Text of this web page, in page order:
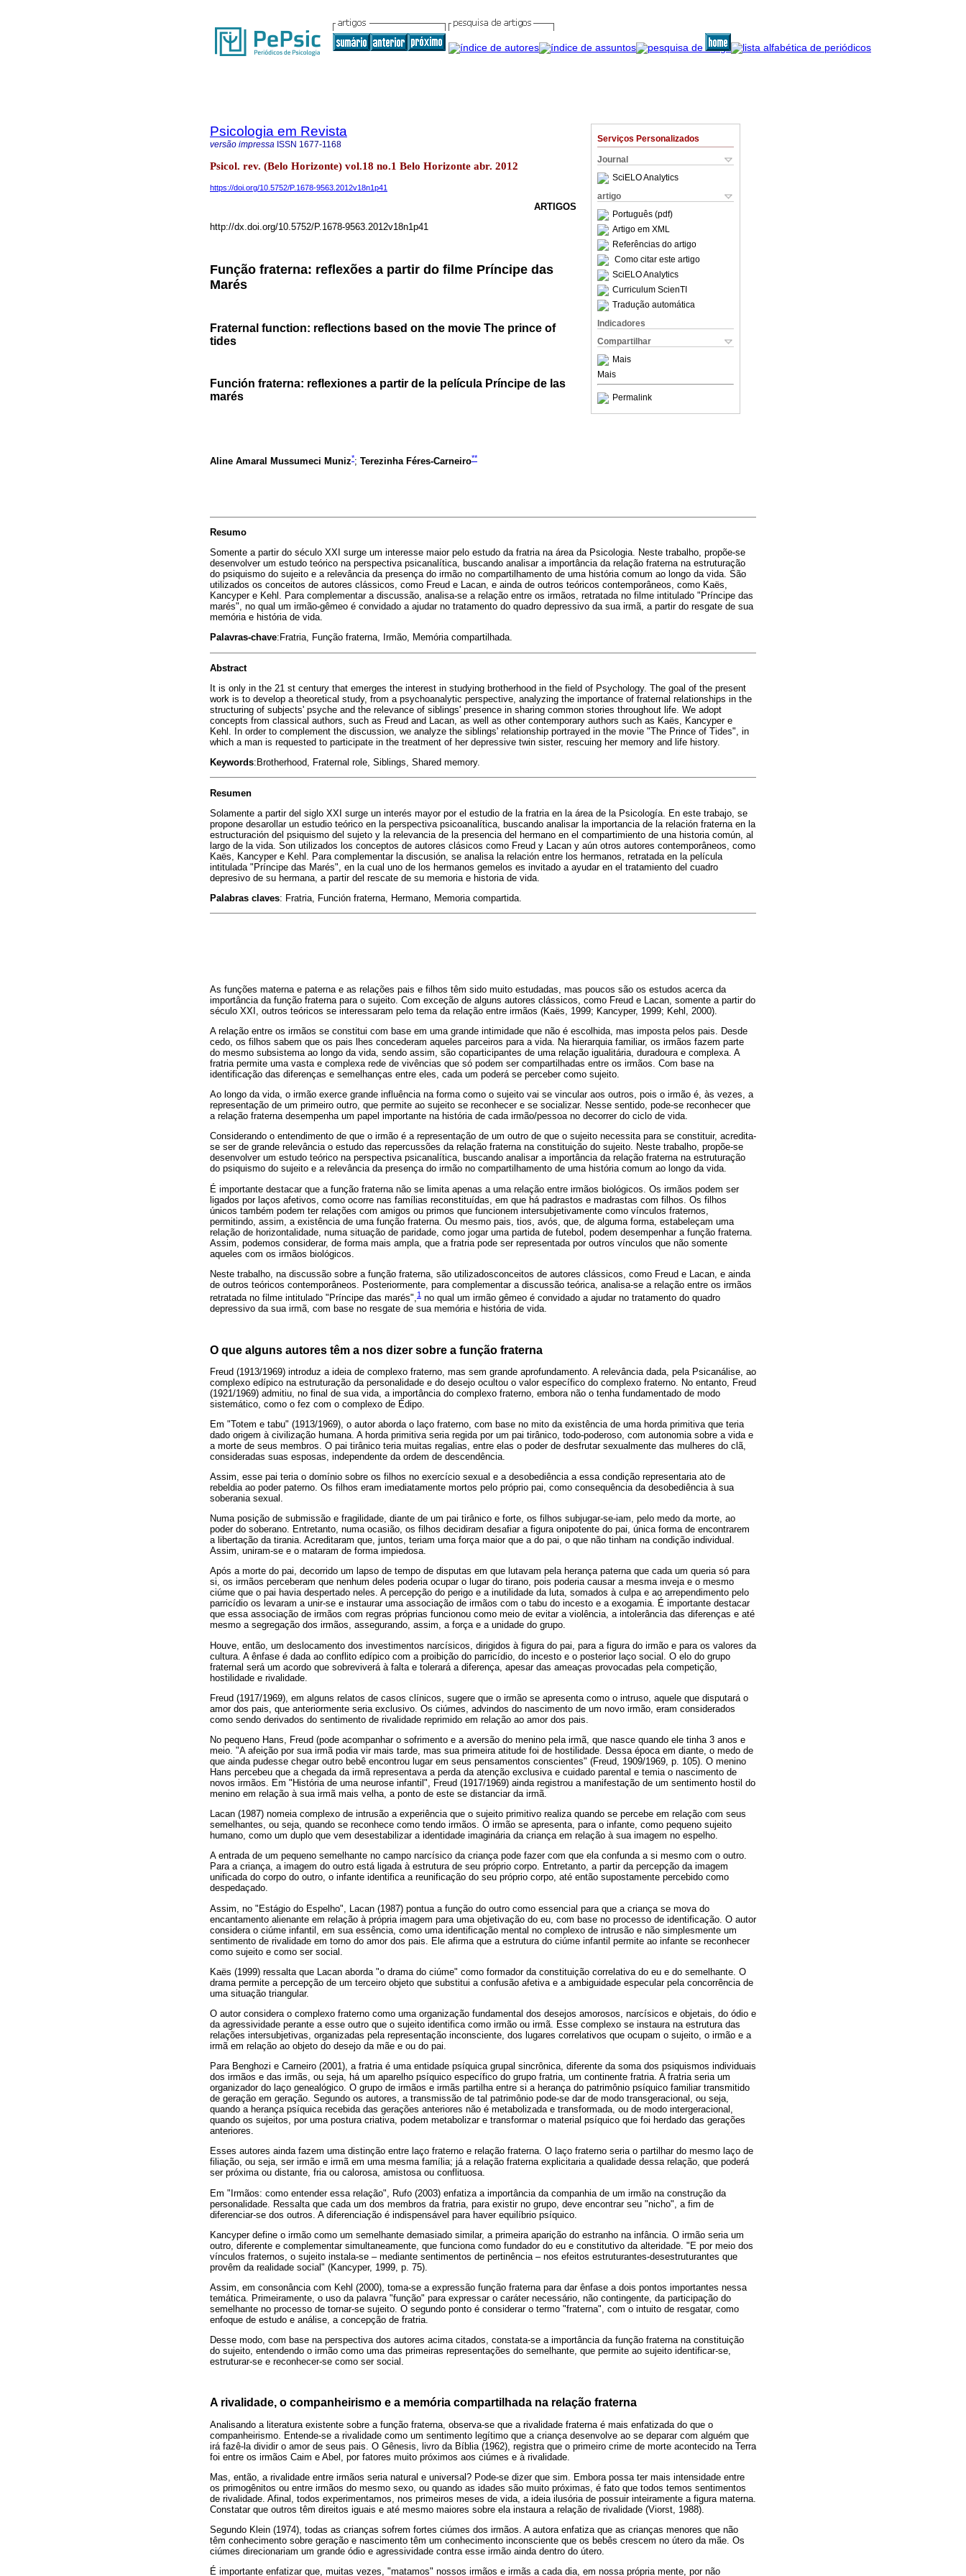
Serviços Personalizados
Journal
SciELO Analytics
artigo
Português (pdf)
Artigo em XML
Referências do artigo
Como citar este artigo
SciELO Analytics
Curriculum ScienTI
Tradução automática
Indicadores
Compartilhar
Mais
Mais
Permalink
Psicologia em Revista
versão impressa ISSN 1677-1168
Psicol. rev. (Belo Horizonte) vol.18 no.1 Belo Horizonte abr. 2012
https://doi.org/10.5752/P.1678-9563.2012v18n1p41
ARTIGOS
http://dx.doi.org/10.5752/P.1678-9563.2012v18n1p41
Função fraterna: reflexões a partir do filme Príncipe das
Marés
Fraternal function: reflections based on the movie The prince of
tides
Función fraterna: reflexiones a partir de la película Príncipe de las
marés
Aline Amaral Mussumeci Muniz*; Terezinha Féres-Carneiro**
Resumo
Somente a partir do século XXI surge um interesse maior pelo estudo da fratria na área da Psicologia. Neste trabalho, propõe-se
desenvolver um estudo teórico na perspectiva psicanalítica, buscando analisar a importância da relação fraterna na estruturação
do psiquismo do sujeito e a relevância da presença do irmão no compartilhamento de uma história comum ao longo da vida. São
utilizados os conceitos de autores clássicos, como Freud e Lacan, e ainda de outros teóricos contemporâneos, como Kaës,
Kancyper e Kehl. Para complementar a discussão, analisa-se a relação entre os irmãos, retratada no filme intitulado "Príncipe das
marés", no qual um irmão-gêmeo é convidado a ajudar no tratamento do quadro depressivo da sua irmã, a partir do resgate de sua
memória e história de vida.
Palavras-chave:Fratria, Função fraterna, Irmão, Memória compartilhada.
Abstract
It is only in the 21 st century that emerges the interest in studying brotherhood in the field of Psychology. The goal of the present
work is to develop a theoretical study, from a psychoanalytic perspective, analyzing the importance of fraternal relationships in the
structuring of subjects' psyche and the relevance of siblings' presence in sharing common stories throughout life. We adopt
concepts from classical authors, such as Freud and Lacan, as well as other contemporary authors such as Kaës, Kancyper e
Kehl. In order to complement the discussion, we analyze the siblings' relationship portrayed in the movie "The Prince of Tides", in
which a man is requested to participate in the treatment of her depressive twin sister, rescuing her memory and life history.
Keywords:Brotherhood, Fraternal role, Siblings, Shared memory.
Resumen
Solamente a partir del siglo XXI surge un interés mayor por el estudio de la fratria en la área de la Psicología. En este trabajo, se
propone desarollar un estudio teórico en la perspectiva psicoanalítica, buscando analisar la importancia de la relación fraterna en la
estructuración del psiquismo del sujeto y la relevancia de la presencia del hermano en el compartimiento de una historia común, al
largo de la vida. Son utilizados los conceptos de autores clásicos como Freud y Lacan y aún otros autores contemporâneos, como
Kaës, Kancyper e Kehl. Para complementar la discusión, se analisa la relación entre los hermanos, retratada en la película
intitulada "Príncipe das Marés", en la cual uno de los hermanos gemelos es invitado a ayudar en el tratamiento del cuadro
depresivo de su hermana, a partir del rescate de su memoria e historia de vida.
Palabras claves: Fratria, Función fraterna, Hermano, Memoria compartida.
As funções materna e paterna e as relações pais e filhos têm sido muito estudadas, mas poucos são os estudos acerca da
importância da função fraterna para o sujeito. Com exceção de alguns autores clássicos, como Freud e Lacan, somente a partir do
século XXI, outros teóricos se interessaram pelo tema da relação entre irmãos (Kaës, 1999; Kancyper, 1999; Kehl, 2000).
A relação entre os irmãos se constitui com base em uma grande intimidade que não é escolhida, mas imposta pelos pais. Desde
cedo, os filhos sabem que os pais lhes concederam aqueles parceiros para a vida. Na hierarquia familiar, os irmãos fazem parte
do mesmo subsistema ao longo da vida, sendo assim, são coparticipantes de uma relação igualitária, duradoura e complexa. A
fratria permite uma vasta e complexa rede de vivências que só podem ser compartilhadas entre os irmãos. Com base na
identificação das diferenças e semelhanças entre eles, cada um poderá se perceber como sujeito.
Ao longo da vida, o irmão exerce grande influência na forma como o sujeito vai se vincular aos outros, pois o irmão é, às vezes, a
representação de um primeiro outro, que permite ao sujeito se reconhecer e se socializar. Nesse sentido, pode-se reconhecer que
a relação fraterna desempenha um papel importante na história de cada irmão/pessoa no decorrer do ciclo de vida.
Considerando o entendimento de que o irmão é a representação de um outro de que o sujeito necessita para se constituir, acredita-
se ser de grande relevância o estudo das repercussões da relação fraterna na constituição do sujeito. Neste trabalho, propõe-se
desenvolver um estudo teórico na perspectiva psicanalítica, buscando analisar a importância da relação fraterna na estruturação
do psiquismo do sujeito e a relevância da presença do irmão no compartilhamento de uma história comum ao longo da vida.
É importante destacar que a função fraterna não se limita apenas a uma relação entre irmãos biológicos. Os irmãos podem ser
ligados por laços afetivos, como ocorre nas famílias reconstituídas, em que há padrastos e madrastas com filhos. Os filhos
únicos também podem ter relações com amigos ou primos que funcionem intersubjetivamente como vínculos fraternos,
permitindo, assim, a existência de uma função fraterna. Ou mesmo pais, tios, avós, que, de alguma forma, estabeleçam uma
relação de horizontalidade, numa situação de paridade, como jogar uma partida de futebol, podem desempenhar a função fraterna.
Assim, podemos considerar, de forma mais ampla, que a fratria pode ser representada por outros vínculos que não somente
aqueles com os irmãos biológicos.
Neste trabalho, na discussão sobre a função fraterna, são utilizadosconceitos de autores clássicos, como Freud e Lacan, e ainda
de outros teóricos contemporâneos. Posteriormente, para complementar a discussão teórica, analisa-se a relação entre os irmãos
retratada no filme intitulado "Príncipe das marés",1 no qual um irmão gêmeo é convidado a ajudar no tratamento do quadro
depressivo da sua irmã, com base no resgate de sua memória e história de vida.
O que alguns autores têm a nos dizer sobre a função fraterna
Freud (1913/1969) introduz a ideia de complexo fraterno, mas sem grande aprofundamento. A relevância dada, pela Psicanálise, ao
complexo edípico na estruturação da personalidade e do desejo ocultou o valor específico do complexo fraterno. No entanto, Freud
(1921/1969) admitiu, no final de sua vida, a importância do complexo fraterno, embora não o tenha fundamentado de modo
sistemático, como o fez com o complexo de Édipo.
Em "Totem e tabu" (1913/1969), o autor aborda o laço fraterno, com base no mito da existência de uma horda primitiva que teria
dado origem à civilização humana. A horda primitiva seria regida por um pai tirânico, todo-poderoso, com autonomia sobre a vida e
a morte de seus membros. O pai tirânico teria muitas regalias, entre elas o poder de desfrutar sexualmente das mulheres do clã,
consideradas suas esposas, independente da ordem de descendência.
Assim, esse pai teria o domínio sobre os filhos no exercício sexual e a desobediência a essa condição representaria ato de
rebeldia ao poder paterno. Os filhos eram imediatamente mortos pelo próprio pai, como consequência da desobediência à sua
soberania sexual.
Numa posição de submissão e fragilidade, diante de um pai tirânico e forte, os filhos subjugar-se-iam, pelo medo da morte, ao
poder do soberano. Entretanto, numa ocasião, os filhos decidiram desafiar a figura onipotente do pai, única forma de encontrarem
a libertação da tirania. Acreditaram que, juntos, teriam uma força maior que a do pai, o que não tinham na condição individual.
Assim, uniram-se e o mataram de forma impiedosa.
Após a morte do pai, decorrido um lapso de tempo de disputas em que lutavam pela herança paterna que cada um queria só para
si, os irmãos perceberam que nenhum deles poderia ocupar o lugar do tirano, pois poderia causar a mesma inveja e o mesmo
ciúme que o pai havia despertado neles. A percepção do perigo e a inutilidade da luta, somados à culpa e ao arrependimento pelo
parricídio os levaram a unir-se e instaurar uma associação de irmãos com o tabu do incesto e a exogamia. É importante destacar
que essa associação de irmãos com regras próprias funcionou como meio de evitar a violência, a intolerância das diferenças e até
mesmo a segregação dos irmãos, assegurando, assim, a força e a unidade do grupo.
Houve, então, um deslocamento dos investimentos narcísicos, dirigidos à figura do pai, para a figura do irmão e para os valores da
cultura. A ênfase é dada ao conflito edípico com a proibição do parricídio, do incesto e o posterior laço social. O elo do grupo
fraternal será um acordo que sobreviverá à falta e tolerará a diferença, apesar das ameaças provocadas pela competição,
hostilidade e rivalidade.
Freud (1917/1969), em alguns relatos de casos clínicos, sugere que o irmão se apresenta como o intruso, aquele que disputará o
amor dos pais, que anteriormente seria exclusivo. Os ciúmes, advindos do nascimento de um novo irmão, eram considerados
como sendo derivados do sentimento de rivalidade reprimido em relação ao amor dos pais.
No pequeno Hans, Freud (pode acompanhar o sofrimento e a aversão do menino pela irmã, que nasce quando ele tinha 3 anos e
meio. "A afeição por sua irmã podia vir mais tarde, mas sua primeira atitude foi de hostilidade. Dessa época em diante, o medo de
que ainda pudesse chegar outro bebê encontrou lugar em seus pensamentos conscientes" (Freud, 1909/1969, p. 105). O menino
Hans percebeu que a chegada da irmã representava a perda da atenção exclusiva e cuidado parental e temia o nascimento de
novos irmãos. Em "História de uma neurose infantil", Freud (1917/1969) ainda registrou a manifestação de um sentimento hostil do
menino em relação à sua irmã mais velha, a ponto de este se distanciar da irmã.
Lacan (1987) nomeia complexo de intrusão a experiência que o sujeito primitivo realiza quando se percebe em relação com seus
semelhantes, ou seja, quando se reconhece como tendo irmãos. O irmão se apresenta, para o infante, como pequeno sujeito
humano, como um duplo que vem desestabilizar a identidade imaginária da criança em relação à sua imagem no espelho.
A entrada de um pequeno semelhante no campo narcísico da criança pode fazer com que ela confunda a si mesmo com o outro.
Para a criança, a imagem do outro está ligada à estrutura de seu próprio corpo. Entretanto, a partir da percepção da imagem
unificada do corpo do outro, o infante identifica a reunificação do seu próprio corpo, até então supostamente percebido como
despedaçado.
Assim, no "Estágio do Espelho", Lacan (1987) pontua a função do outro como essencial para que a criança se mova do
encantamento alienante em relação à própria imagem para uma objetivação do eu, com base no processo de identificação. O autor
considera o ciúme infantil, em sua essência, como uma identificação mental no complexo de intrusão e não simplesmente um
sentimento de rivalidade em torno do amor dos pais. Ele afirma que a estrutura do ciúme infantil permite ao infante se reconhecer
como sujeito e como ser social.
Kaës (1999) ressalta que Lacan aborda "o drama do ciúme" como formador da constituição correlativa do eu e do semelhante. O
drama permite a percepção de um terceiro objeto que substitui a confusão afetiva e a ambiguidade especular pela concorrência de
uma situação triangular.
O autor considera o complexo fraterno como uma organização fundamental dos desejos amorosos, narcísicos e objetais, do ódio e
da agressividade perante a esse outro que o sujeito identifica como irmão ou irmã. Esse complexo se instaura na estrutura das
relações intersubjetivas, organizadas pela representação inconsciente, dos lugares correlativos que ocupam o sujeito, o irmão e a
irmã em relação ao objeto do desejo da mãe e ou do pai.
Para Benghozi e Carneiro (2001), a fratria é uma entidade psíquica grupal sincrônica, diferente da soma dos psiquismos individuais
dos irmãos e das irmãs, ou seja, há um aparelho psíquico específico do grupo fratria, um continente fratria. A fratria seria um
organizador do laço genealógico. O grupo de irmãos e irmãs partilha entre si a herança do patrimônio psíquico familiar transmitido
de geração em geração. Segundo os autores, a transmissão de tal patrimônio pode-se dar de modo transgeracional, ou seja,
quando a herança psíquica recebida das gerações anteriores não é metabolizada e transformada, ou de modo intergeracional,
quando os sujeitos, por uma postura criativa, podem metabolizar e transformar o material psíquico que foi herdado das gerações
anteriores.
Esses autores ainda fazem uma distinção entre laço fraterno e relação fraterna. O laço fraterno seria o partilhar do mesmo laço de
filiação, ou seja, ser irmão e irmã em uma mesma família; já a relação fraterna explicitaria a qualidade dessa relação, que poderá
ser próxima ou distante, fria ou calorosa, amistosa ou conflituosa.
Em "Irmãos: como entender essa relação", Rufo (2003) enfatiza a importância da companhia de um irmão na construção da
personalidade. Ressalta que cada um dos membros da fratria, para existir no grupo, deve encontrar seu "nicho", a fim de
diferenciar-se dos outros. A diferenciação é indispensável para haver equilíbrio psíquico.
Kancyper define o irmão como um semelhante demasiado similar, a primeira aparição do estranho na infância. O irmão seria um
outro, diferente e complementar simultaneamente, que funciona como fundador do eu e constitutivo da alteridade. "E por meio dos
vínculos fraternos, o sujeito instala-se – mediante sentimentos de pertinência – nos efeitos estruturantes-desestruturantes que
provêm da realidade social" (Kancyper, 1999, p. 75).
Assim, em consonância com Kehl (2000), toma-se a expressão função fraterna para dar ênfase a dois pontos importantes nessa
temática. Primeiramente, o uso da palavra "função" para expressar o caráter necessário, não contingente, da participação do
semelhante no processo de tornar-se sujeito. O segundo ponto é considerar o termo "fraterna", com o intuito de resgatar, como
enfoque de estudo e análise, a concepção de fratria.
Desse modo, com base na perspectiva dos autores acima citados, constata-se a importância da função fraterna na constituição
do sujeito, entendendo o irmão como uma das primeiras representações do semelhante, que permite ao sujeito identificar-se,
estruturar-se e reconhecer-se como ser social.
A rivalidade, o companheirismo e a memória compartilhada na relação fraterna
Analisando a literatura existente sobre a função fraterna, observa-se que a rivalidade fraterna é mais enfatizada do que o
companheirismo. Entende-se a rivalidade como um sentimento legítimo que a criança desenvolve ao se deparar com alguém que
irá fazê-la dividir o amor de seus pais. O Gênesis, livro da Bíblia (1962), registra que o primeiro crime de morte acontecido na Terra
foi entre os irmãos Caim e Abel, por fatores muito próximos aos ciúmes e à rivalidade.
Mas, então, a rivalidade entre irmãos seria natural e universal? Pode-se dizer que sim. Embora possa ter mais intensidade entre
os primogênitos ou entre irmãos do mesmo sexo, ou quando as idades são muito próximas, é fato que todos temos sentimentos
de rivalidade. Afinal, todos experimentamos, nos primeiros meses de vida, a ideia ilusória de possuir inteiramente a figura materna.
Constatar que outros têm direitos iguais e até mesmo maiores sobre ela instaura a relação de rivalidade (Viorst, 1988).
Segundo Klein (1974), todas as crianças sofrem fortes ciúmes dos irmãos. A autora enfatiza que as crianças menores que não
têm conhecimento sobre geração e nascimento têm um conhecimento inconsciente que os bebês crescem no útero da mãe. Os
ciúmes direcionariam um grande ódio e agressividade contra esse irmão ainda dentro do útero.
É importante enfatizar que, muitas vezes, "matamos" nossos irmãos e irmãs a cada dia, em nossa própria mente, por não